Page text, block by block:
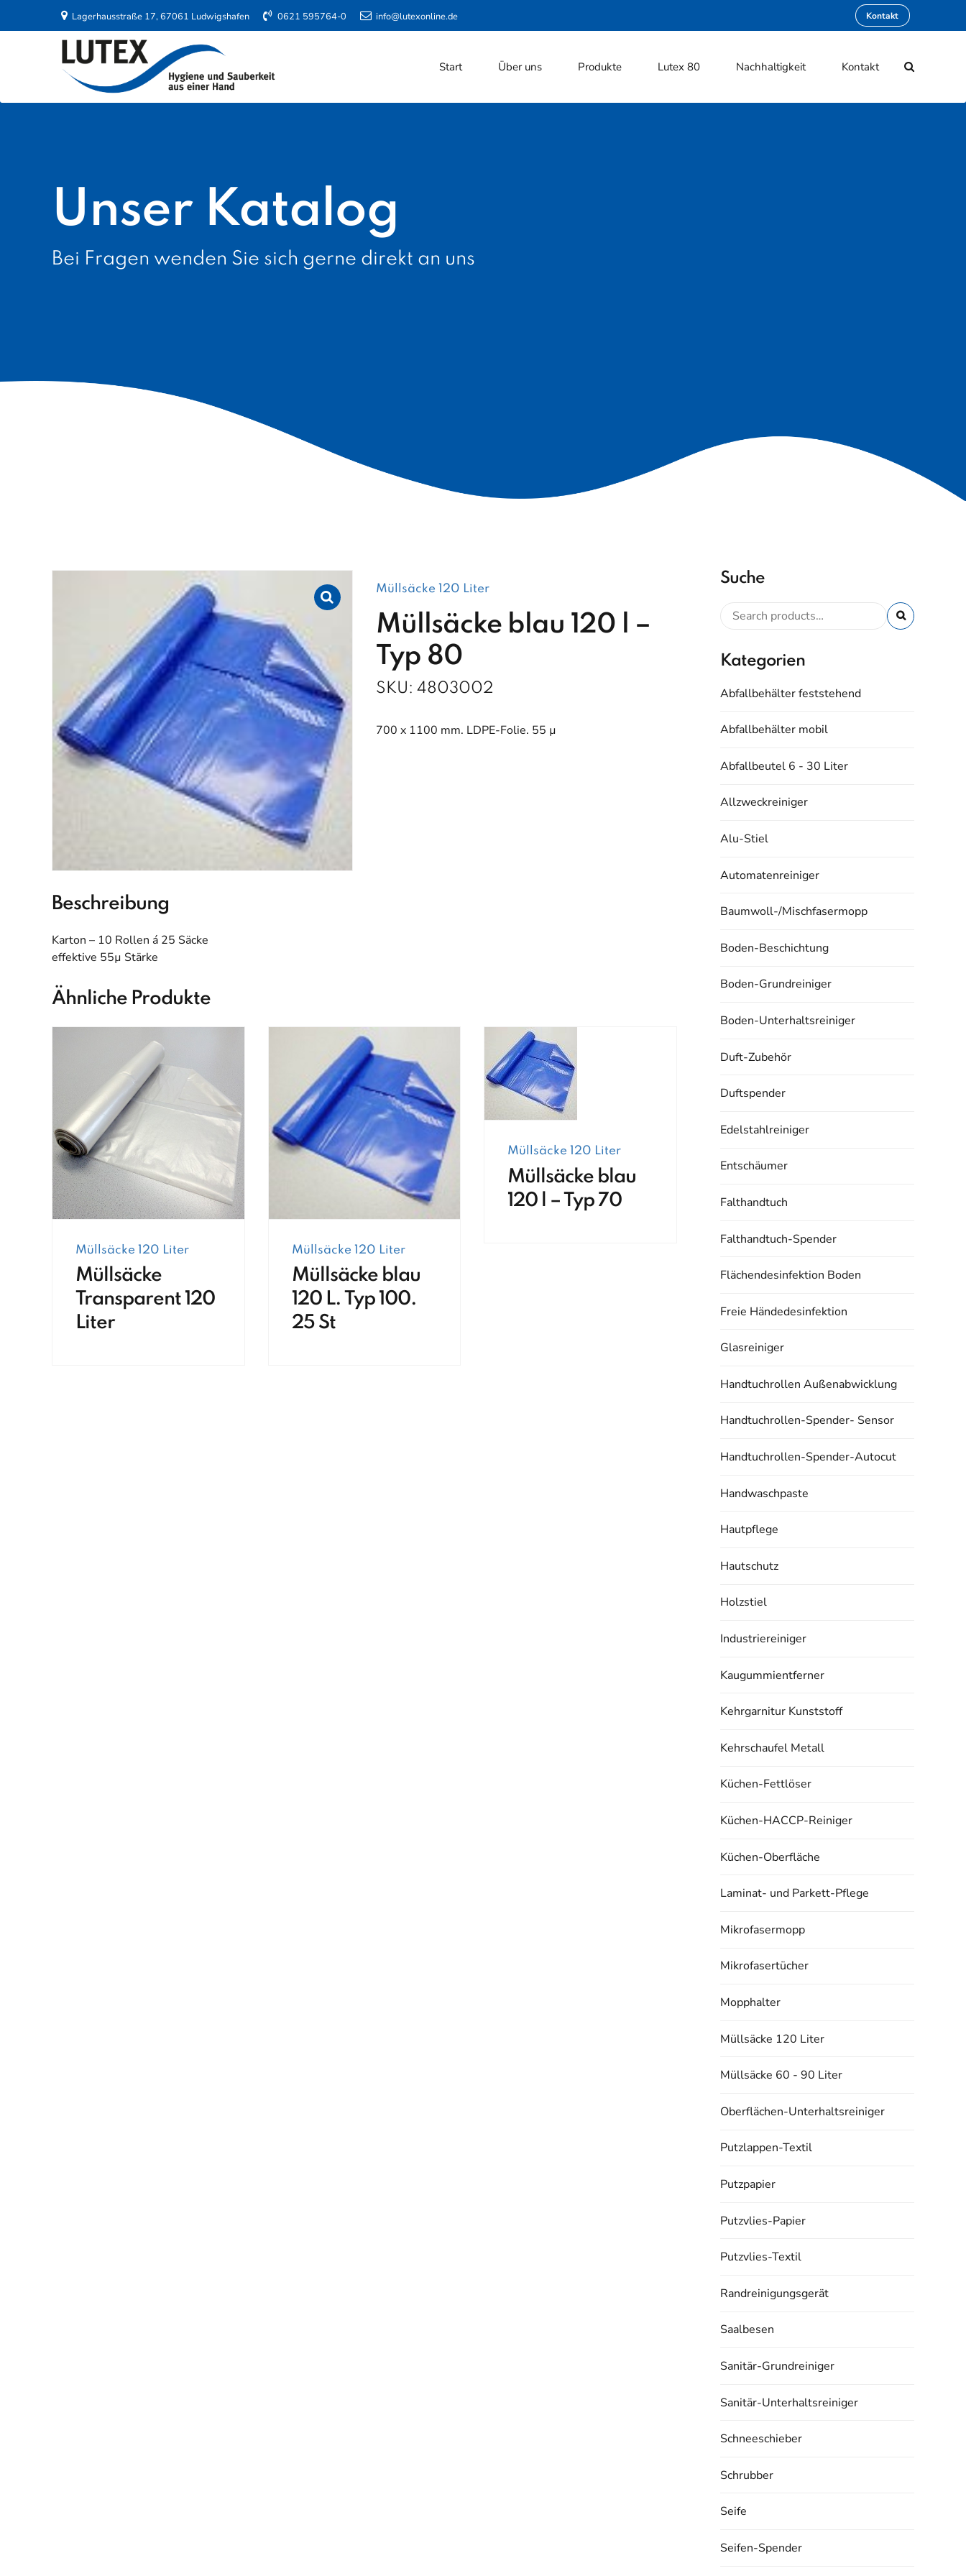
Lagerhausstraße 17, 67061 Ludwigshafen 0621 595764-0 info@lutexonline.de Kontakt
Start Über uns Produkte Lutex 80 Nachhaltigkeit Kontakt
Unser Katalog
Bei Fragen wenden Sie sich gerne direkt an uns
Müllsäcke 120 Liter
Müllsäcke blau 120 l –
Typ 80
SKU: 4803002
700 x 1100 mm. LDPE-Folie. 55 µ
Beschreibung
Karton – 10 Rollen á 25 Säcke
effektive 55µ Stärke
Ähnliche Produkte
Müllsäcke 120 Liter
Müllsäcke
Transparent 120
Liter
Müllsäcke 120 Liter
Müllsäcke blau
120 L. Typ 100.
25 St
Müllsäcke 120 Liter
Müllsäcke blau
120 l – Typ 70
Suche
Kategorien
Abfallbehälter feststehend
Abfallbehälter mobil
Abfallbeutel 6 - 30 Liter
Allzweckreiniger
Alu-Stiel
Automatenreiniger
Baumwoll-/Mischfasermopp
Boden-Beschichtung
Boden-Grundreiniger
Boden-Unterhaltsreiniger
Duft-Zubehör
Duftspender
Edelstahlreiniger
Entschäumer
Falthandtuch
Falthandtuch-Spender
Flächendesinfektion Boden
Freie Händedesinfektion
Glasreiniger
Handtuchrollen Außenabwicklung
Handtuchrollen-Spender- Sensor
Handtuchrollen-Spender-Autocut
Handwaschpaste
Hautpflege
Hautschutz
Holzstiel
Industriereiniger
Kaugummientferner
Kehrgarnitur Kunststoff
Kehrschaufel Metall
Küchen-Fettlöser
Küchen-HACCP-Reiniger
Küchen-Oberfläche
Laminat- und Parkett-Pflege
Mikrofasermopp
Mikrofasertücher
Mopphalter
Müllsäcke 120 Liter
Müllsäcke 60 - 90 Liter
Oberflächen-Unterhaltsreiniger
Putzlappen-Textil
Putzpapier
Putzvlies-Papier
Putzvlies-Textil
Randreinigungsgerät
Saalbesen
Sanitär-Grundreiniger
Sanitär-Unterhaltsreiniger
Schneeschieber
Schrubber
Seife
Seifen-Spender